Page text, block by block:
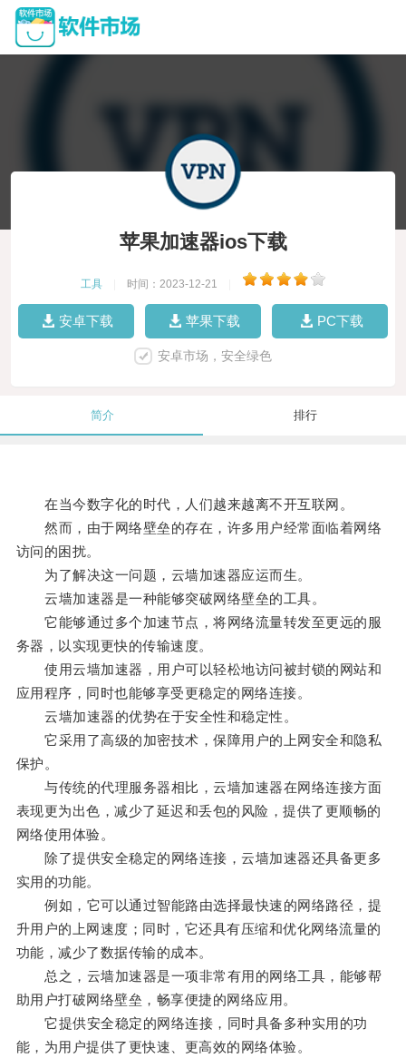
苹果加速器ios下载
工具 时间：2023-12-21
安卓下载 苹果下载 PC下载
安卓市场，安全绿色
简介 排行
在当今数字化的时代，人们越来越离不开互联网。
然而，由于网络壁垒的存在，许多用户经常面临着网络
访问的困扰。
为了解决这一问题，云墙加速器应运而生。
云墙加速器是一种能够突破网络壁垒的工具。
它能够通过多个加速节点，将网络流量转发至更远的服
务器，以实现更快的传输速度。
使用云墙加速器，用户可以轻松地访问被封锁的网站和
应用程序，同时也能够享受更稳定的网络连接。
云墙加速器的优势在于安全性和稳定性。
它采用了高级的加密技术，保障用户的上网安全和隐私
保护。
与传统的代理服务器相比，云墙加速器在网络连接方面
表现更为出色，减少了延迟和丢包的风险，提供了更顺畅的
网络使用体验。
除了提供安全稳定的网络连接，云墙加速器还具备更多
实用的功能。
例如，它可以通过智能路由选择最快速的网络路径，提
升用户的上网速度；同时，它还具有压缩和优化网络流量的
功能，减少了数据传输的成本。
总之，云墙加速器是一项非常有用的网络工具，能够帮
助用户打破网络壁垒，畅享便捷的网络应用。
它提供安全稳定的网络连接，同时具备多种实用的功
能，为用户提供了更快速、更高效的网络体验。